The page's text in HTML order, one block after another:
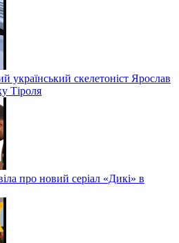
український скелетоніст Ярослав
Тіроля
про новий серіал «Дикі» в